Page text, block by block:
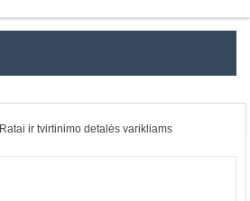
Ratai ir tvirtinimo detalės varikliams